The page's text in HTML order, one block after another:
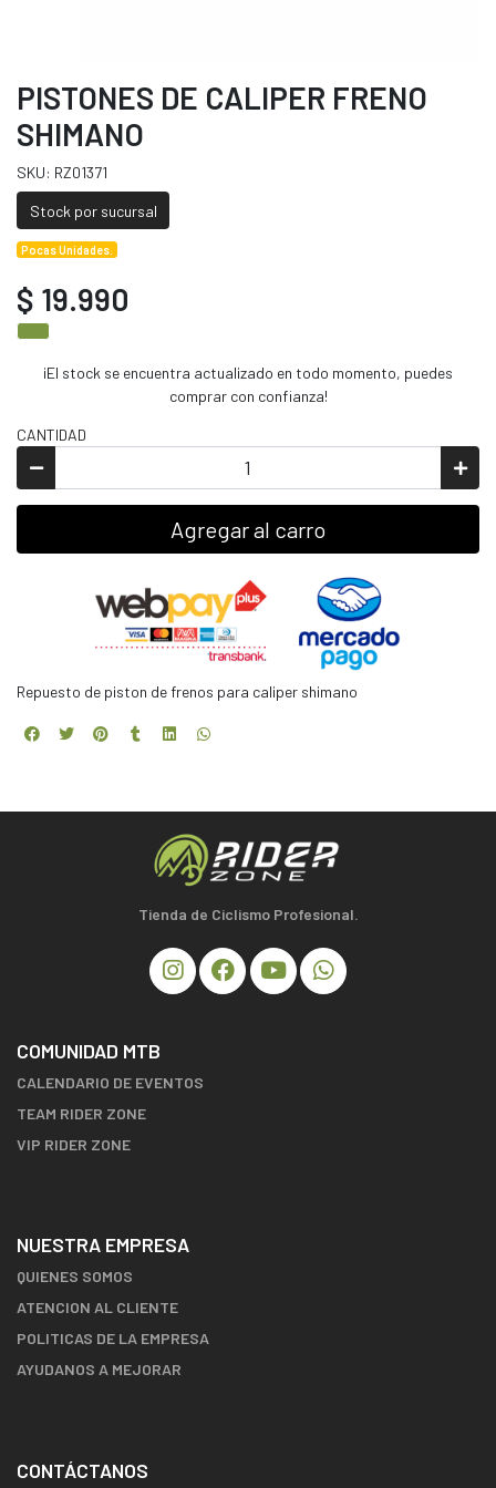
PISTONES DE CALIPER FRENO
SHIMANO
SKU: RZ01371
Stock por sucursal
Pocas Unidades.
$ 19.990
¡El stock se encuentra actualizado en todo momento, puedes
comprar con confianza!
CANTIDAD
Agregar al carro
Repuesto de piston de frenos para caliper shimano
Tienda de Ciclismo Profesional.
COMUNIDAD MTB
CALENDARIO DE EVENTOS
TEAM RIDER ZONE
VIP RIDER ZONE
NUESTRA EMPRESA
QUIENES SOMOS
ATENCION AL CLIENTE
POLITICAS DE LA EMPRESA
AYUDANOS A MEJORAR
CONTÁCTANOS